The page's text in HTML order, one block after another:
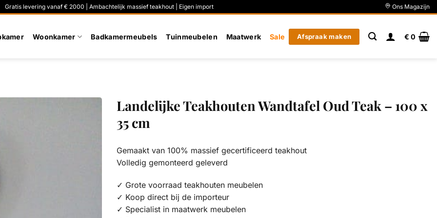
Gratis levering vanaf € 2000 | Ambachtelijk massief teakhout | Eigen import Ons Magazijn
Woonkamer Badkamermeubels Tuinmeubelen Maatwerk Sale Afspraak maken € 0
Landelijke Teakhouten Wandtafel Oud Teak – 100 x
35 cm
Gemaakt van 100% massief gecertificeerd teakhout
Volledig gemonteerd geleverd
✓ Grote voorraad teakhouten meubelen
✓ Koop direct bij de importeur
✓ Specialist in maatwerk meubelen